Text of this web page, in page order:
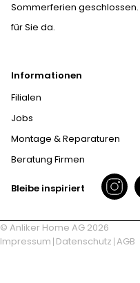
Informationen
Filialen
Jobs
Montage & Reparaturen
Beratung Firmen
Sommerferien geschlossen.
für Sie da.
Bleibe inspiriert
© Anliker Home AG 2026
Impressum Datenschutz AGB